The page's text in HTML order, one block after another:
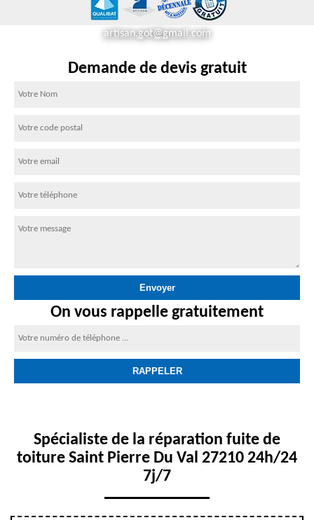
artisan.got@gmail.com
Demande de devis gratuit
On vous rappelle gratuitement
Spécialiste de la réparation fuite de
toiture Saint Pierre Du Val 27210 24h/24
7j/7